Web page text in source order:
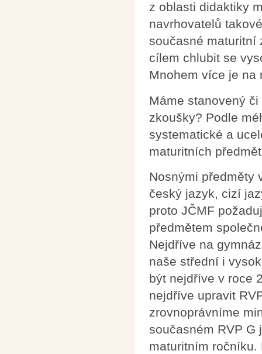
z oblasti didaktiky
navrhovatelů
současné maturitní
cílem chlubit se
Mnohem více je na
Máme stanovený
zkoušky? Podle
systematické a
maturitních
Nosnými předměty
český jazyk, cizí
proto JČMF
předmětem
Nejdříve na
naše střední i
být nejdříve v roce
nejdříve upravit
zrovnoprávníme
současném RVP G
maturitním